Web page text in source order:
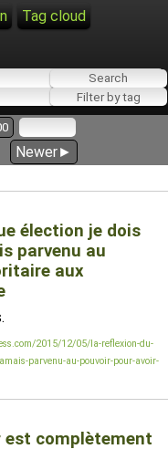
Tag cloud
Newer►
élection je dois
parvenu au
aux
2015/12/05/la-reflexion-du-
parvenu-au-pouvoir-pour-avoir-
est complètement